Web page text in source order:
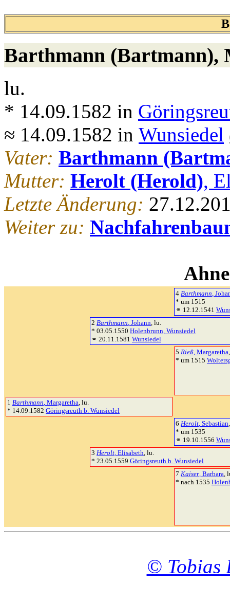
Barthmann (Bartmann),
lu.
* 14.09.1582 in
≈ 14.09.1582 in Wunsiedel
Vater: Barthmann
Mutter: Herolt (Herold),
Letzte Änderung:
Weiter zu:
4 Barthmann,
* um 1515
⚭ 12.12.1541
2 Barthmann, Johann, lu.
* 03.05.1550 Holenbrunn, Wunsiedel
⚭ 20.11.1581 Wunsiedel
5 Rieß, Margaretha
* um 1515
1 Barthmann, Margaretha, lu.
* 14.09.1582 Göringsreuth b. Wunsiedel
6 Herolt, Sebastian
* um 1535
⚭ 19.10.1556
3 Herolt, Elisabeth, lu.
* 23.05.1559 Göringsreuth b. Wunsiedel
7 Kaiser, Barbara,
* nach 1535
© Tobias